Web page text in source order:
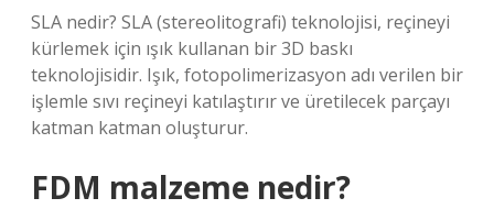
SLA nedir? SLA (stereolitografi) teknolojisi, reçineyi
kürlemek için ışık kullanan bir 3D baskı
teknolojisidir. Işık, fotopolimerizasyon adı verilen bir
işlemle sıvı reçineyi katılaştırır ve üretilecek parçayı
katman katman oluşturur.
FDM malzeme nedir?